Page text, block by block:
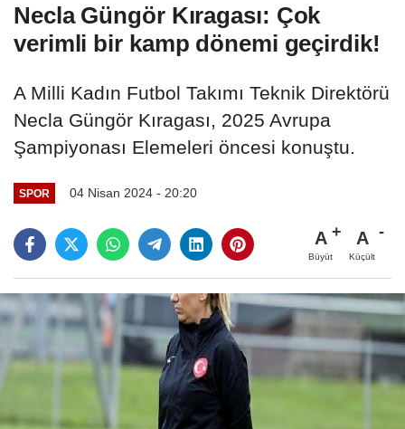
Necla Güngör Kıragası: Çok
verimli bir kamp dönemi geçirdik!
A Milli Kadın Futbol Takımı Teknik Direktörü
Necla Güngör Kıragası, 2025 Avrupa
Şampiyonası Elemeleri öncesi konuştu.
SPOR 04 Nisan 2024 - 20:20
A
Büyüt
A
Küçült